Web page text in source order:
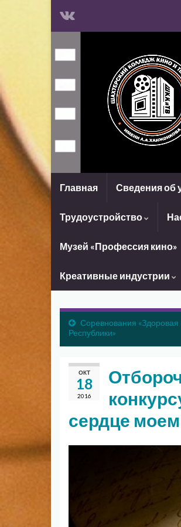
Главная Сведения об
Трудоустройство
Музей «Профессия кино»
Креативные индустрии
Соревнования
Республики»
ОКТ
18
2016
сердце